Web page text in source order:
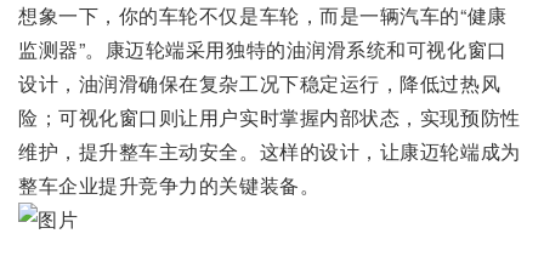
想象一下，你的车轮不仅是车轮，而是一辆汽车的“健康
监测器”。康迈轮端采用独特的油润滑系统和可视化窗口
设计，油润滑确保在复杂工况下稳定运行，降低过热风
险；可视化窗口则让用户实时掌握内部状态，实现预防性
维护，提升整车主动安全。这样的设计，让康迈轮端成为
整车企业提升竞争力的关键装备。